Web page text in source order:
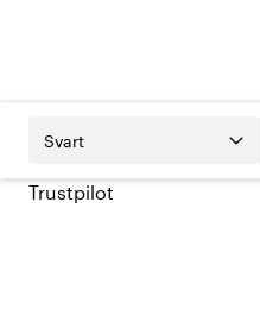
Svart
Trustpilot